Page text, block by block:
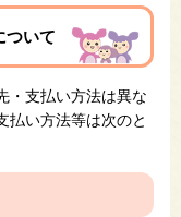
ついて
・支払い方法は異な
払い方法等は次のと